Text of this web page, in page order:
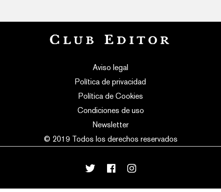
Aviso legal
Política de privacidad
Política de Cookies
Condiciones de uso
Newsletter
© 2019 Todos los derechos reservados